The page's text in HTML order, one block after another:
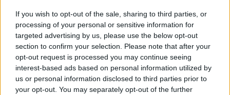
If you wish to opt-out of the sale, sharing to third parties, or
processing of your personal or sensitive information for
targeted advertising by us, please use the below opt-out
section to confirm your selection. Please note that after your
opt-out request is processed you may continue seeing
interest-based ads based on personal information utilized by
us or personal information disclosed to third parties prior to
your opt-out. You may separately opt-out of the further